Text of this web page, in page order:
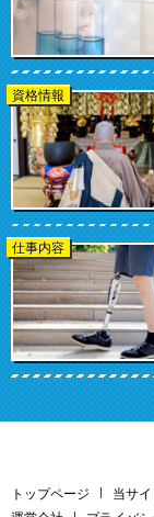
資格情報
仕事内容
トップページ 当サ